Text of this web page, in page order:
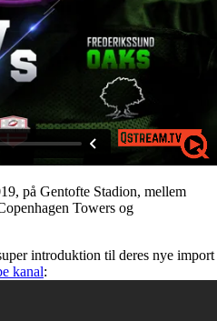
på Gentofte Stadion, mellem
Towers og
introduktion til deres nye import
kanal: